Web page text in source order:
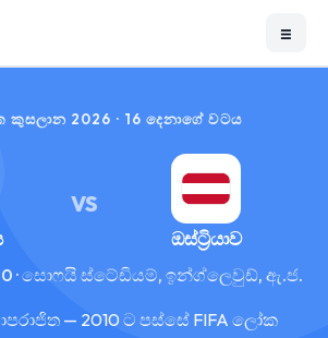
☰
කුසලාන 2026 · 16 දෙනාගේ වටය
VS
ඔස්ට්‍රියාව
· සොෆයි ස්ටේඩියම්, ඉන්ග්ලෙවුඩ්, ඇ.ජ.
— 2010 ට පස්සේ FIFA ලෝක